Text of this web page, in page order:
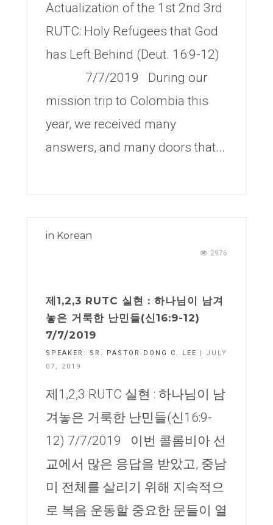
Actualization of the 1st 2nd 3rd
RUTC: Holy Refugees that God
has Left Behind (Deut. 16:9-12)
7/7/2019 During our
mission trip to Colombia this
year, we received many
answers, and many doors that...
in Korean
2976
제1,2,3 RUTC 실현 : 하나님이 남겨
놓은 거룩한 난민들(신16:9-12)
7/7/2019
SPEAKER: SR. PASTOR DONG C. LEE
| JULY
07, 2019
제1,2,3 RUTC 실현 : 하나님이 남
겨놓은 거룩한 난민들(신16:9-
12) 7/7/2019 이번 콜롬비아 선
교에서 많은 응답을 받았고, 중남
미 전체를 살리기 위해 지속적으
로 복음 운동할 중요한 문들이 열